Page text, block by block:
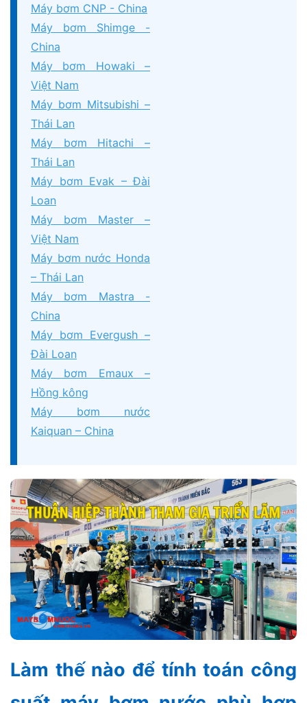
Máy bơm CNP - China
Máy bơm Shimge -
China
Máy bơm Howaki –
Việt Nam
Máy bơm Mitsubishi –
Thái Lan
Máy bơm Hitachi –
Thái Lan
Máy bơm Evak – Đài
Loan
Máy bơm Master –
Việt Nam
Máy bơm nước Honda
– Thái Lan
Máy bơm Mastra -
China
Máy bơm Evergush –
Đài Loan
Máy bơm Emaux –
Hồng kông
Máy bơm nước
Kaiquan – China
Làm thế nào để tính toán công